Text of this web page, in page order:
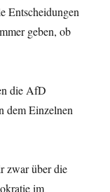
Entscheidungen
geben, ob
die AfD
dem Einzelnen
zwar über die
im